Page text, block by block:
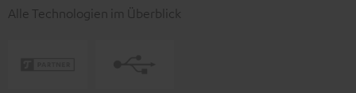
Alle Technologien im Überblick